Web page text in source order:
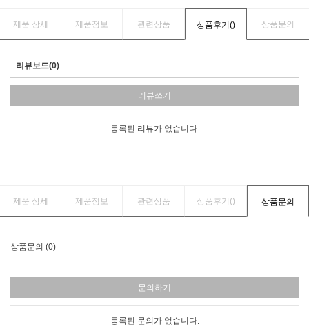
제품 상세 제품정보 관련상품 상품후기() 상품문의
리뷰보드(0)
리뷰쓰기
등록된 리뷰가 없습니다.
제품 상세 제품정보 관련상품 상품후기() 상품문의
상품문의 (0)
문의하기
등록된 문의가 없습니다.